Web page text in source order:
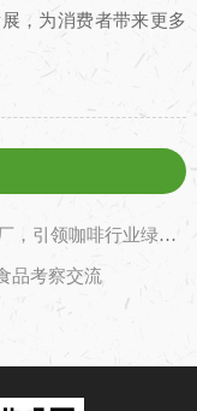
，为消费者带来更多
上一篇：金猫咖啡入选2024年省级绿色工厂，引领咖啡行业绿色新潮流
品考察交流